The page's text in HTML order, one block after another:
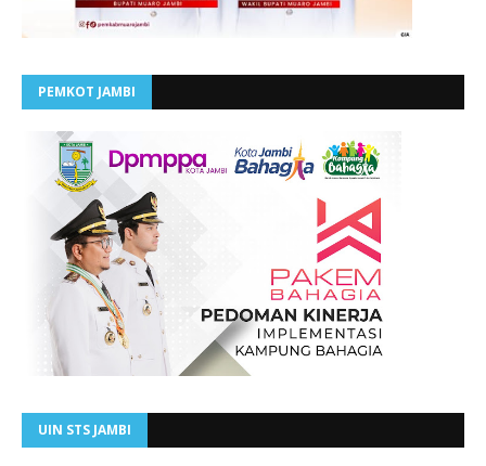
PEMKOT JAMBI
UIN STS JAMBI